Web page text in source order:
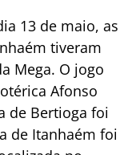
13 de maio, as
tiveram
Mega. O jogo
Afonso
de Bertioga foi
de Itanhaém foi